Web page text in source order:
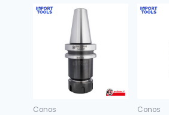
Conos Conos